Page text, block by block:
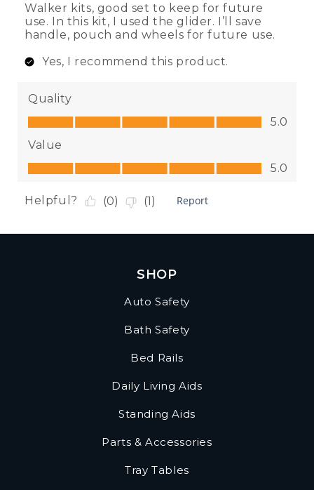
SHOP
Auto Safety
Bath Safety
Bed Rails
Daily Living Aids
Standing Aids
Parts & Accessories
Tray Tables